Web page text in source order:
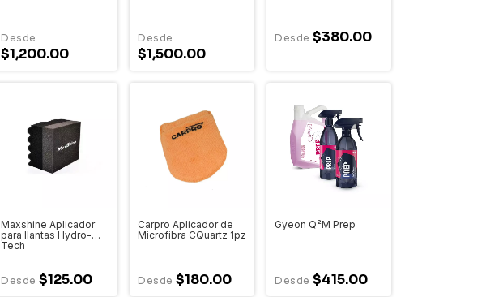
$1,200.00 $1,500.00
$380.00
Maxshine Aplicador
para llantas Hydro-
Tech
$125.00
Carpro Aplicador de
Microfibra CQuartz 1pz
$180.00
Gyeon Q²M Prep
$415.00